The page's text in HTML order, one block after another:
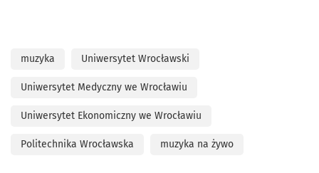
muzyka Uniwersytet Wrocławski
Uniwersytet Medyczny we Wrocławiu
Uniwersytet Ekonomiczny we Wrocławiu
Politechnika Wrocławska muzyka na żywo